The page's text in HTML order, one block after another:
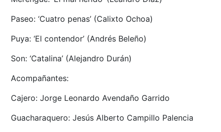
Paseo: ‘Cuatro penas’ (Calixto Ochoa)
Puya: ‘El contendor’ (Andrés Beleño)
Son: ‘Catalina’ (Alejandro Durán)
Acompañantes:
Cajero: Jorge Leonardo Avendaño Garrido
Guacharaquero: Jesús Alberto Campillo Palencia